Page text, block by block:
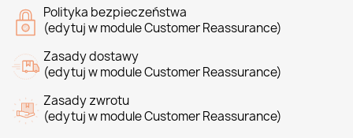
Polityka bezpieczeństwa
(edytuj w module Customer Reassurance)
Zasady dostawy
(edytuj w module Customer Reassurance)
Zasady zwrotu
(edytuj w module Customer Reassurance)